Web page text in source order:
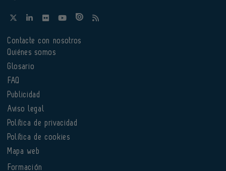
Contacte con nosotros
Quiénes somos
Glosario
FAQ
Publicidad
Aviso legal
Política de privacidad
Política de cookies
Mapa web
Formación